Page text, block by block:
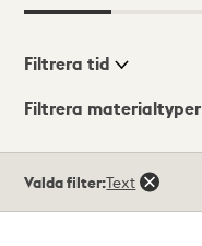
Visningsläge
Filtrera tid
Filtrera materialtyper
träffar
Valda filter:Text